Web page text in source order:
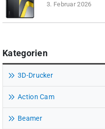
3. Februar 2026
Kategorien
3D-Drucker
Action Cam
Beamer